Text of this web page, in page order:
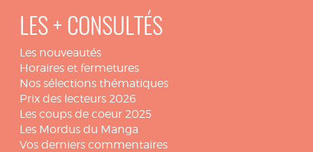
LES + CONSULTÉS
Les nouveautés
Horaires et fermetures
Nos sélections thématiques
Prix des lecteurs 2026
Les coups de coeur 2025
Les Mordus du Manga
Vos derniers commentaires